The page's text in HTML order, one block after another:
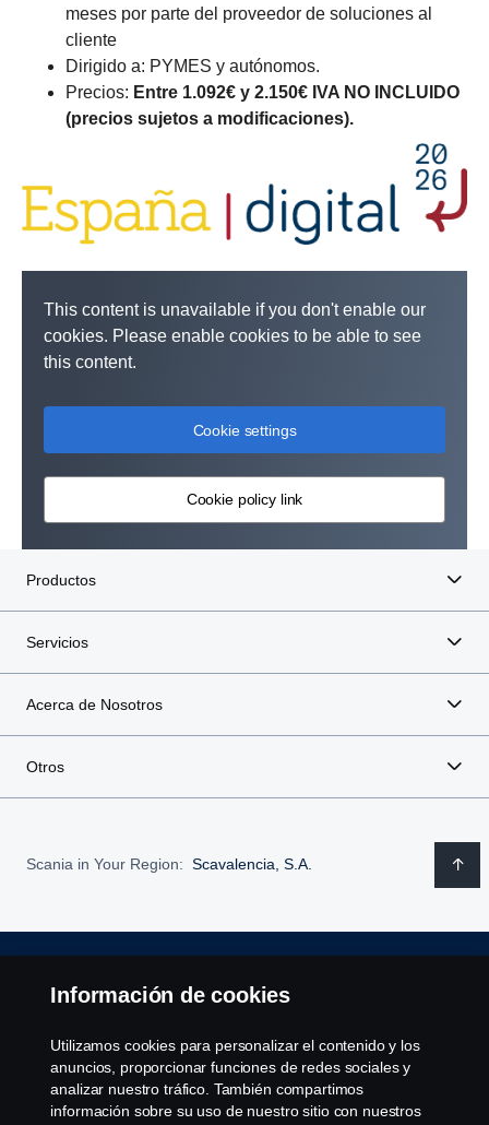
meses por parte del proveedor de soluciones al
cliente
Dirigido a: PYMES y autónomos.
Precios: Entre 1.092€ y 2.150€ IVA NO INCLUIDO
(precios sujetos a modificaciones).
This content is unavailable if you don't enable our
cookies. Please enable cookies to be able to see
this content.
Cookie settings
Cookie policy link
Productos
Servicios
Acerca de Nosotros
Otros
Scania in Your Region: Scavalencia, S.A.
Aviso Legal
Declaración de Privacidad
Política de cookies
Información de cookies
Utilizamos cookies para personalizar el contenido y los
anuncios, proporcionar funciones de redes sociales y
analizar nuestro tráfico. También compartimos
información sobre su uso de nuestro sitio con nuestros